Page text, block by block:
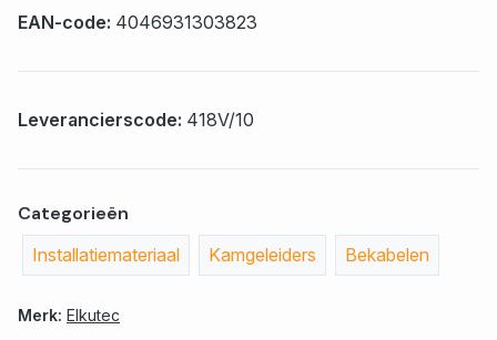
EAN-code: 4046931303823
Leverancierscode: 418V/10
Categorieën
Installatiemateriaal Kamgeleiders Bekabelen
Merk: Elkutec